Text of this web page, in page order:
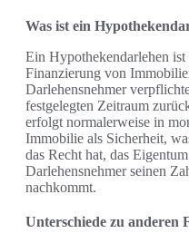
Was ist ein
Ein Hypothekendarlehen
Finanzierung von
Darlehensnehmer
festgelegten Zeitraum
erfolgt normalerweise in
Immobilie als Sicherheit,
das Recht hat, das
Darlehensnehmer seinen
nachkommt.
Unterschiede zu anderen